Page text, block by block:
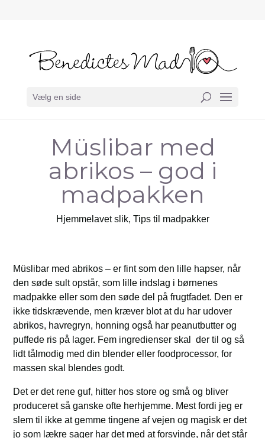
Vælg en side
Müslibar med
abrikos – god i
madpakken
Hjemmelavet slik, Tips til madpakker
Müslibar med abrikos – er fint som den lille hapser, når
den søde sult opstår, som lille indslag i børnenes
madpakke eller som den søde del på frugtfadet. Den er
ikke tidskrævende, men kræver blot at du har udover
abrikos, havregryn, honning også har peanutbutter og
puffede ris på lager. Fem ingredienser skal der til og så
lidt tålmodig med din blender eller foodprocessor, for
massen skal blendes godt.
Det er det rene guf, hitter hos store og små og bliver
produceret så ganske ofte herhjemme. Mest fordi jeg er
slem til ikke at gemme tingene af vejen og magisk er det
jo som lækre sager har det med at forsvinde, når det står